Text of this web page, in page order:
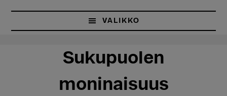
VALIKKO
Sukupuolen
moninaisuus